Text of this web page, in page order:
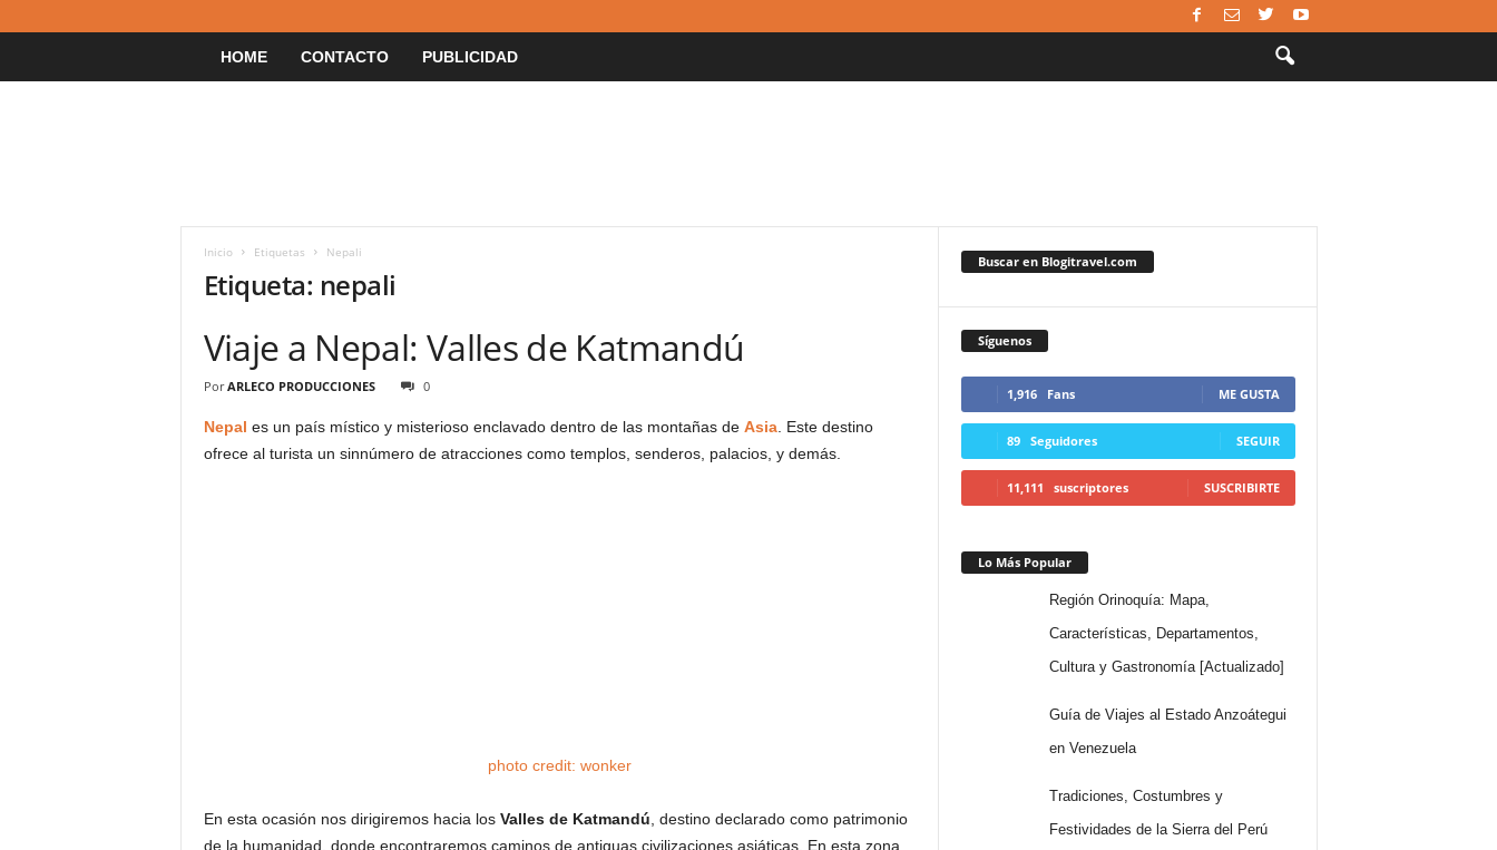
HOME CONTACTO PUBLICIDAD
Inicio Etiquetas Nepali
Etiqueta: nepali
Viaje a Nepal: Valles de Katmandú
Por ARLECO PRODUCCIONES 0
Nepal es un país místico y misterioso enclavado dentro de las montañas de Asia. Este destino
ofrece al turista un sinnúmero de atracciones como templos, senderos, palacios, y demás.
photo credit: wonker
En esta ocasión nos dirigiremos hacia los Valles de Katmandú , destino declarado como patrimonio
de la humanidad, donde encontraremos caminos de antiguas civilizaciones asiáticas. En esta zona
Buscar en Blogitravel.com
Síguenos
1,916 Fans ME GUSTA
89 Seguidores SEGUIR
11,111 suscriptores SUSCRIBIRTE
Lo Más Popular
Región Orinoquía: Mapa,
Características, Departamentos,
Cultura y Gastronomía [Actualizado]
Guía de Viajes al Estado Anzoátegui
en Venezuela
Tradiciones, Costumbres y
Festividades de la Sierra del Perú